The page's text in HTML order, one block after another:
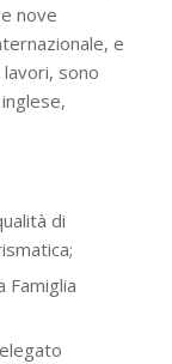
nove
e
lavori, sono
di
Famiglia